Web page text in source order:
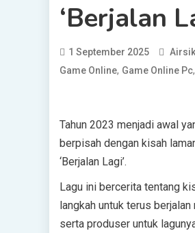
‘Berjalan
1 September 2025
Game Online, Game Online Pc,
Tahun 2023 menjadi awal
berpisah dengan kisah
‘Berjalan Lagi’.
Lagu ini bercerita tentang
langkah untuk terus
serta produser untuk